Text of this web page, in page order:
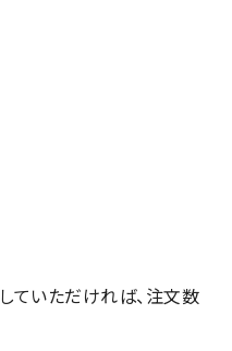
ていただければ、注文数